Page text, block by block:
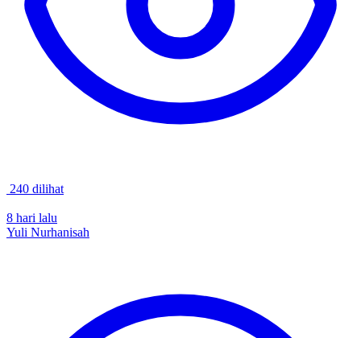
240 dilihat
8 hari lalu
Yuli Nurhanisah